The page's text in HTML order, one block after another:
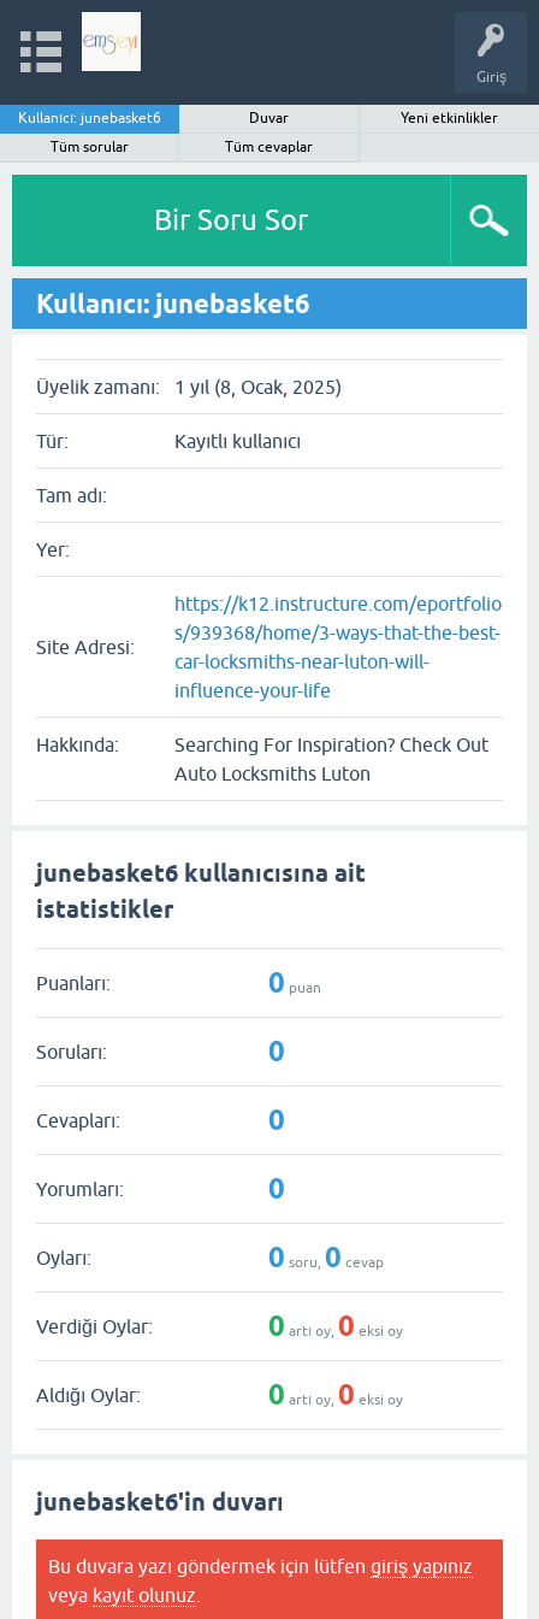
Giriş
Kullanıcı: junebasket6 Duvar
Yeni etkinlikler
Tüm sorular
Tüm cevaplar
Bir Soru Sor
Kullanıcı: junebasket6
Üyelik zamanı: 1 yıl (8, Ocak, 2025)
Tür: Kayıtlı kullanıcı
Tam adı:
Yer:
Site Adresi:
https://k12.instructure.com/eportfolio
s/939368/home/3-ways-that-the-best-
car-locksmiths-near-luton-will-
influence-your-life
Hakkında:
Searching For Inspiration? Check Out
Auto Locksmiths Luton
junebasket6 kullanıcısına ait
istatistikler
Puanları: 0 puan
Soruları: 0
Cevapları: 0
Yorumları: 0
Oyları: 0 soru, 0 cevap
Verdiği Oylar: 0 artı oy, 0 eksi oy
Aldığı Oylar: 0 artı oy, 0 eksi oy
junebasket6'in duvarı
Bu duvara yazı göndermek için lütfen giriş yapınız
veya kayıt olunuz